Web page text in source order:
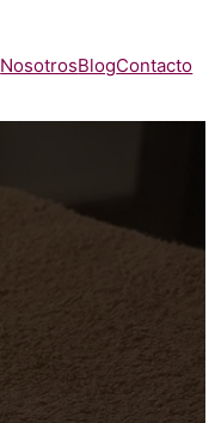
NosotrosBlogContacto